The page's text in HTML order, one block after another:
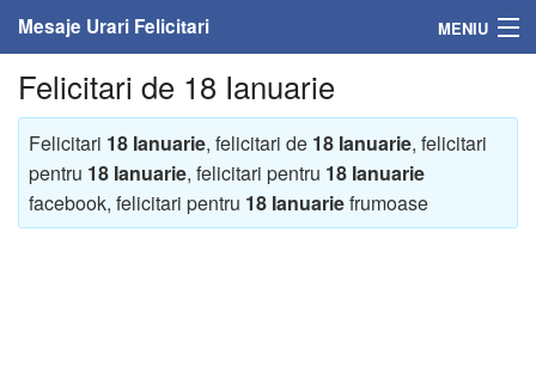
Mesaje Urari Felicitari MENIU
Home
Mesaje
Felicitari
Felicitari de 18 Ianuarie
Felicitari 18 Ianuarie, felicitari de 18 Ianuarie, felicitari
pentru 18 Ianuarie, felicitari pentru 18 Ianuarie
facebook, felicitari pentru 18 Ianuariefrumoase